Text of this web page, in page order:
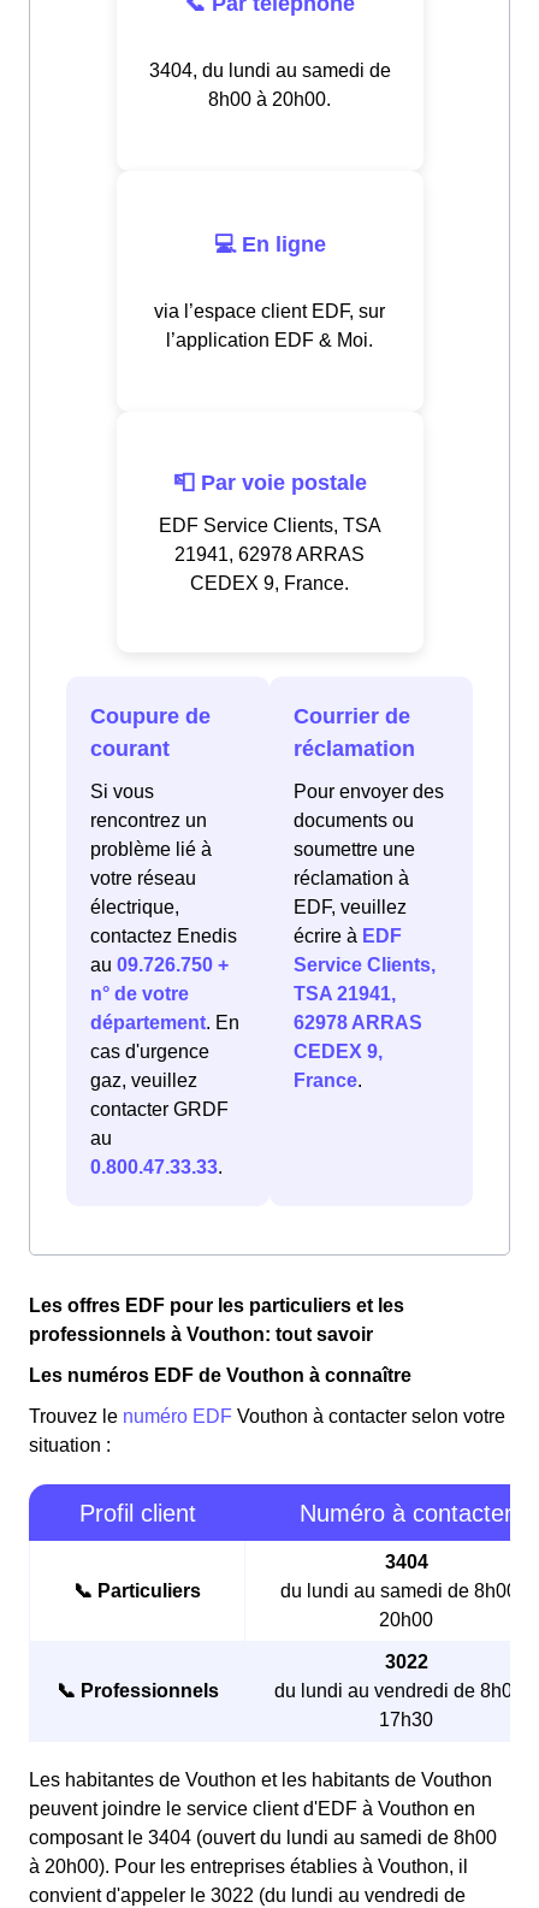
3404, du lundi au samedi de
8h00 à 20h00.
💻 En ligne
via l’espace client EDF, sur
l’application EDF & Moi.
📮 Par voie postale
EDF Service Clients, TSA
21941, 62978 ARRAS
CEDEX 9, France.
Coupure de
courant
Si vous
rencontrez un
problème lié à
votre réseau
électrique,
contactez Enedis
au 09.726.750 +
n° de votre
département. En
cas d'urgence
gaz, veuillez
contacter GRDF
au
0.800.47.33.33.
Courrier de
réclamation
Pour envoyer des
documents ou
soumettre une
réclamation à
EDF, veuillez
écrire à EDF
Service Clients,
TSA 21941,
62978 ARRAS
CEDEX 9,
France.
Les offres EDF pour les particuliers et les
professionnels à Vouthon: tout savoir
Les numéros EDF de Vouthon à connaître
Trouvez le numéro EDF Vouthon à contacter selon votre
situation :
Profil client Numéro à contacter
📞 Particuliers
3404
du lundi au samedi de 8h00 à
20h00
📞 Professionnels
3022
du lundi au vendredi de 8h00 à
17h30
Les habitantes de Vouthon et les habitants de Vouthon
peuvent joindre le service client d'EDF à Vouthon en
composant le 3404 (ouvert du lundi au samedi de 8h00
à 20h00). Pour les entreprises établies à Vouthon, il
convient d'appeler le 3022 (du lundi au vendredi de